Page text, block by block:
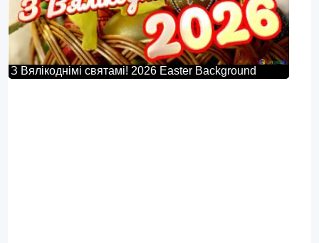
З Вялікоднімі святамі! 2026 Easter Background